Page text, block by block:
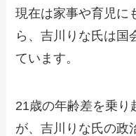
現在は家事や育児に
ら、吉川りな氏は国
ています。
21歳の年齢差を乗り
が、吉川りな氏の政